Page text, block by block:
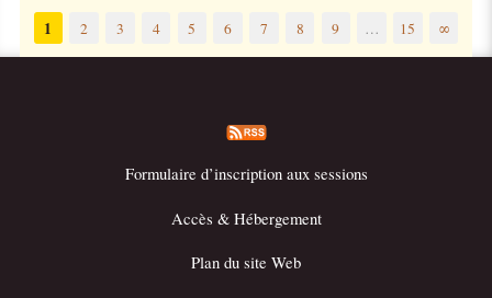
1 2 3 4 5 6 7 8 9 … 15 ∞
Formulaire d’inscription aux sessions
Accès & Hébergement
Plan du site Web